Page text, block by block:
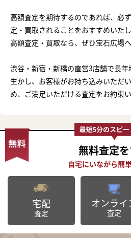
高額査定を期待するのであれば、必
定・買取されることをおすすめいた
高額査定・買取なら、ぜひ宝石広場
渋谷・新宿・新橋の直営3店舗で長
生かし、お客様がお持ち込みいただ
め、ご満足いただける査定をお約束い
無料査定
宅配
査定
オンライ
査定